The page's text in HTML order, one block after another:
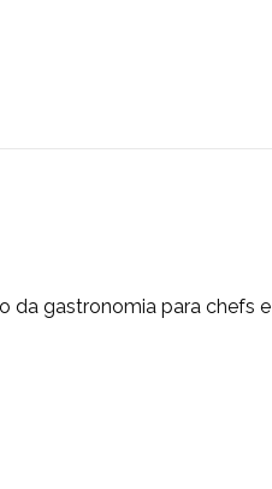
da gastronomia para chefs e